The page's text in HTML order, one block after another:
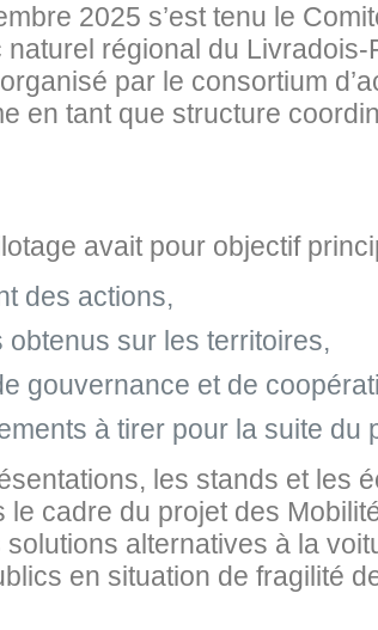
2025 s’est tenu le
régional du
par le consortium
en tant que structure
avait pour objectif
des actions,
obtenus sur les territoires,
gouvernance et de
à tirer pour la suite du
les stands et les
le cadre du projet des
alternatives à la
en situation de fragilité